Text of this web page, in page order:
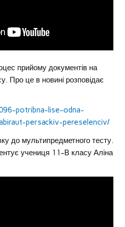
прийому документів на
Про це в новині розповідає
potribna-lise-odna-
persackiv-pereselenciv/
до мультипредметного тесту.
учениця 11-В класу Аліна